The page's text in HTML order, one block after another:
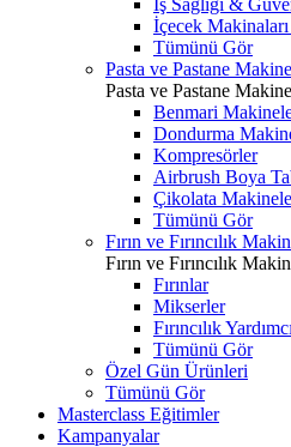
İş Sağlığı &
İçecek
Tümünü Gör
Pasta ve Pastane
Pasta ve Pastane
Benmari
Dondurma
Kompresörler
Airbrush Boya
Çikolata
Tümünü Gör
Fırın ve Fırıncılık
Fırın ve Fırıncılık
Fırınlar
Mikserler
Fırıncılık
Tümünü Gör
Özel Gün Ürünleri
Tümünü Gör
Masterclass Eğitimler
Kampanyalar